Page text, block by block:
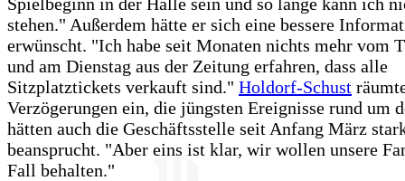
stehen." Außerdem hätte er sich eine bessere
erwünscht. "Ich habe seit Monaten nichts mehr vom
und am Dienstag aus der Zeitung erfahren, dass alle
Sitzplatztickets verkauft sind." Holdorf-Schust
Verzögerungen ein, die jüngsten Ereignisse rund um
hätten auch die Geschäftsstelle seit Anfang März
beansprucht. "Aber eins ist klar, wir wollen unsere
Fall behalten."